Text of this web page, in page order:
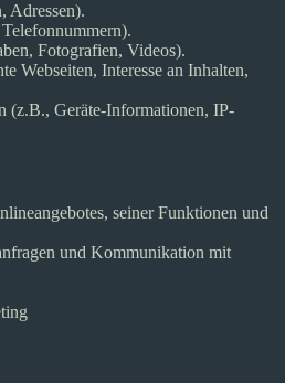
Adressen).
Fotografien, Videos).
Webseiten, Interesse an Inhalten,
(z.B., Geräte-Informationen, IP-
seiner Funktionen und
und Kommunikation mit